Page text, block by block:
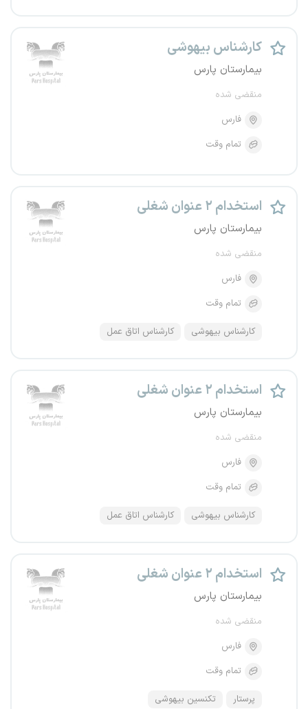
کارشناس بیهوشی
بیمارستان پارس
منقضی شده
فارس
تمام وقت
استخدام ۲ عنوان شغلی
بیمارستان پارس
منقضی شده
فارس
تمام وقت
کارشناس بیهوشی کارشناس اتاق عمل
استخدام ۲ عنوان شغلی
بیمارستان پارس
منقضی شده
فارس
تمام وقت
کارشناس بیهوشی کارشناس اتاق عمل
استخدام ۲ عنوان شغلی
بیمارستان پارس
منقضی شده
فارس
تمام وقت
پرستار تکنسین بیهوشی